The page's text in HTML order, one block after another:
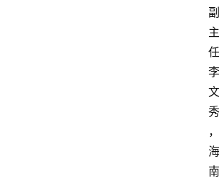
副
主
任
李
文
秀
，
海
南